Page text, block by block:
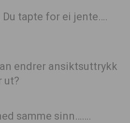
Du tapte for ei jente….
endrer ansiktsuttrykk
ut?
samme sinn…….